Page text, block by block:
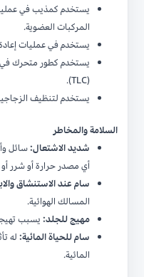
يستخدم كمذيب في
المركبات العضوية.
يستخدم في عمليات إعادة
يستخدم كطور متحرك في
(TLC).
يستخدم لتنظيف
السلامة والمخاطر
شديد الاشتعال:سائل
أي مصدر حرارة أو شرر
سام عند الاستنشاق
المسالك الهوائية.
مهيج للجلد: يسبب
سام للحياة المائية: له
المائية.